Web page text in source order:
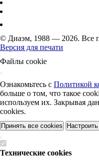
© Диаэм, 1988 — 2026. Все
Версия для печати
Файлы cookie
Ознакомьтесь с Политикой
больше о том, что такое
используем их. Закрывая
cookies.
Принять все cookies
Технические cookies